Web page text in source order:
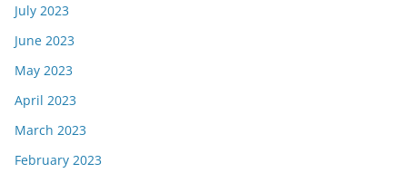
July 2023
June 2023
May 2023
April 2023
March 2023
February 2023